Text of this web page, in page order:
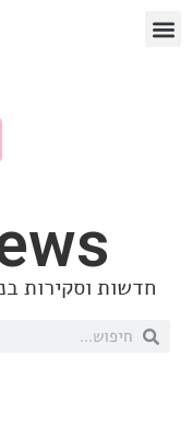
בנושא סרטים,
וקולנוע